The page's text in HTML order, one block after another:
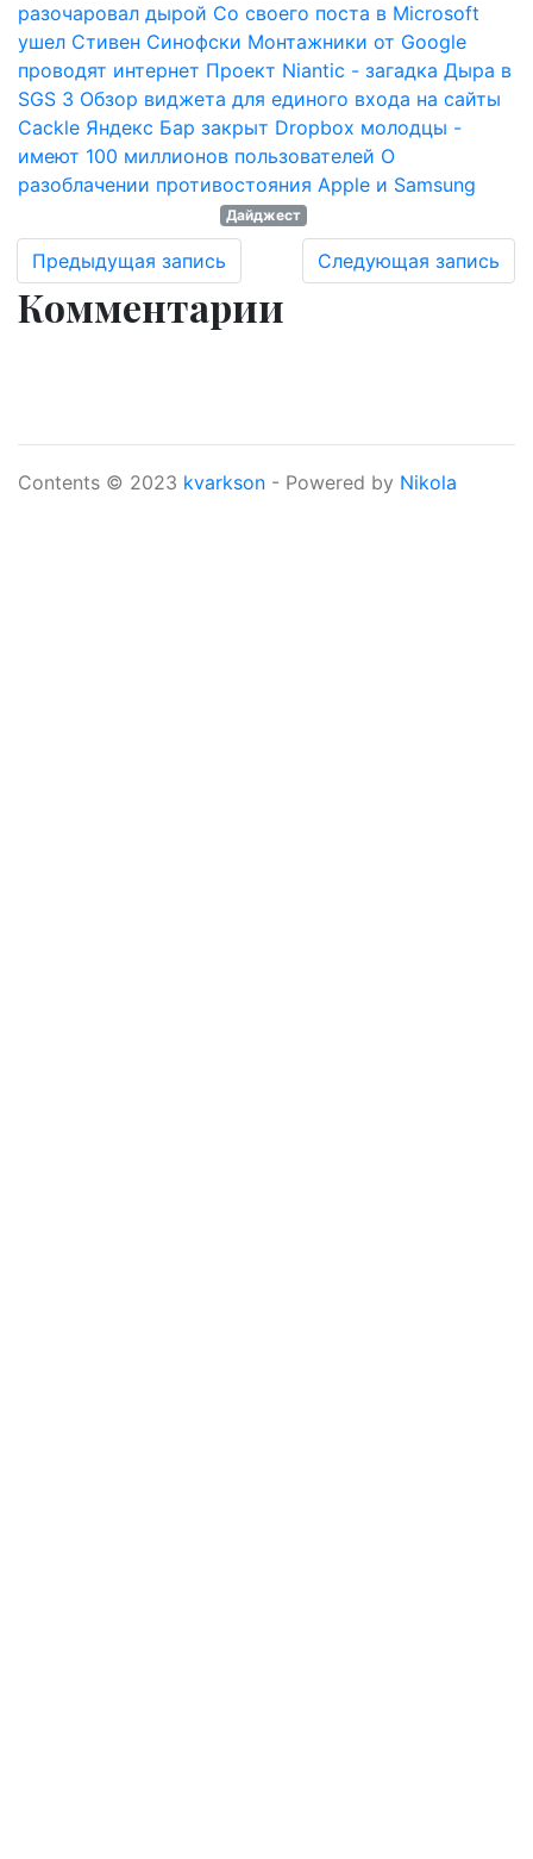
разочаровал дырой Со своего поста в Microsoft
ушел Стивен Синофски Монтажники от Google
проводят интернет Проект Niantic - загадка Дыра в
SGS 3 Обзор виджета для единого входа на сайты
Cackle Яндекс Бар закрыт Dropbox молодцы -
имеют 100 миллионов пользователей О
разоблачении противостояния Apple и Samsung
Дайджест
Предыдущая запись Следующая запись
Комментарии
Contents © 2023 kvarkson - Powered by Nikola